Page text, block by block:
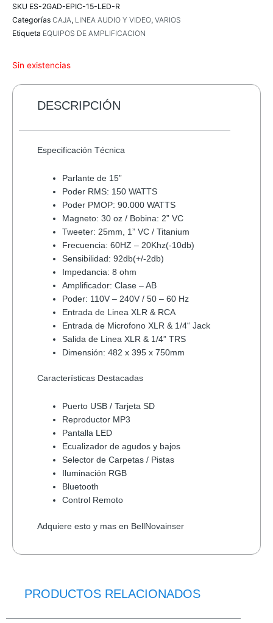
SKU ES-2GAD-EPIC-15-LED-R
Categorías CAJA, LINEA AUDIO Y VIDEO, VARIOS
Etiqueta EQUIPOS DE AMPLIFICACION
Sin existencias
DESCRIPCIÓN
Especificación Técnica
Parlante de 15”
Poder RMS: 150 WATTS
Poder PMOP: 90.000 WATTS
Magneto: 30 oz / Bobina: 2” VC
Tweeter: 25mm, 1” VC / Titanium
Frecuencia: 60HZ – 20Khz(-10db)
Sensibilidad: 92db(+/-2db)
Impedancia: 8 ohm
Amplificador: Clase – AB
Poder: 110V – 240V / 50 – 60 Hz
Entrada de Linea XLR & RCA
Entrada de Microfono XLR & 1/4“ Jack
Salida de Linea XLR & 1/4” TRS
Dimensión: 482 x 395 x 750mm
Características Destacadas
Puerto USB / Tarjeta SD
Reproductor MP3
Pantalla LED
Ecualizador de agudos y bajos
Selector de Carpetas / Pistas
Iluminación RGB
Bluetooth
Control Remoto
Adquiere esto y mas en BellNovainser
PRODUCTOS RELACIONADOS